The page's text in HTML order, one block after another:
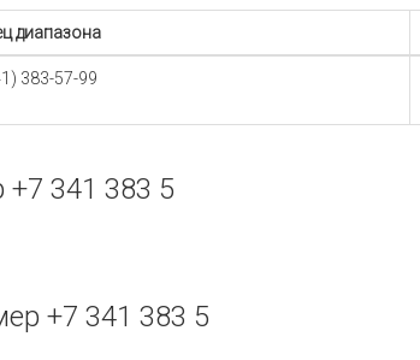
диапазона
383-57-99
341 383 5
+7 341 383 5